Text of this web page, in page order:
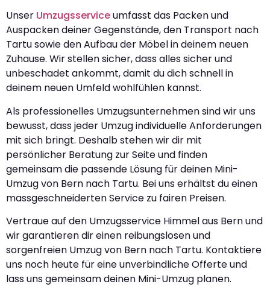
Unser Umzugsserviceumfasst das Packen und
Auspacken deiner Gegenstände, den Transport nach
Tartu sowie den Aufbau der Möbel in deinem neuen
Zuhause. Wir stellen sicher, dass alles sicher und
unbeschadet ankommt, damit du dich schnell in
deinem neuen Umfeld wohlfühlen kannst.
Als professionelles Umzugsunternehmen sind wir uns
bewusst, dass jeder Umzug individuelle Anforderungen
mit sich bringt. Deshalb stehen wir dir mit
persönlicher Beratung zur Seite und finden
gemeinsam die passende Lösung für deinen Mini-
Umzug von Bern nach Tartu. Bei uns erhältst du einen
massgeschneiderten Service zu fairen Preisen.
Vertraue auf den Umzugsservice Himmel aus Bern und
wir garantieren dir einen reibungslosen und
sorgenfreien Umzug von Bern nach Tartu. Kontaktiere
uns noch heute für eine unverbindliche Offerte und
lass uns gemeinsam deinen Mini-Umzug planen.